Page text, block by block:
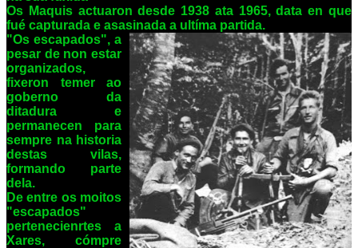
Os Maquis actuaron desde 1938 ata 1965, data en que
fué capturada e asasinada a ultíma partida.
"Os escapados", a
pesar de non estar
organizados,
fixeron temer ao
goberno da
ditadura e
permanecen para
sempre na historia
destas vilas,
formando parte
dela.
De entre os moitos
"escapados"
pertenecienrtes a
Xares, cómpre